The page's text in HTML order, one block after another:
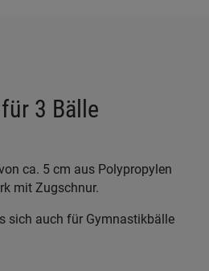
3 Bälle
ca. 5 cm aus Polypropylen
mit Zugschnur.
sich auch für Gymnastikbälle